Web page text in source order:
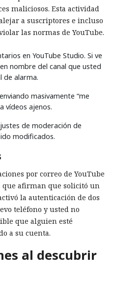
maliciosos. Esta actividad
a suscriptores e incluso
las normas de YouTube.
en YouTube Studio. Si ve
nombre del canal que usted
de alarma.
masivamente “me
vídeos ajenos.
de moderación de
modificados.
por correo de YouTube
que afirman que solicitó un
la autenticación de dos
teléfono y usted no
que alguien esté
a su cuenta.
al descubrir